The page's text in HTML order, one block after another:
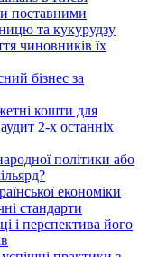
поставними
та кукурудзу
чиновників їх
бізнес за
кошти для
2-х останніх
політики або
економіки
стандарти
і перспектива його